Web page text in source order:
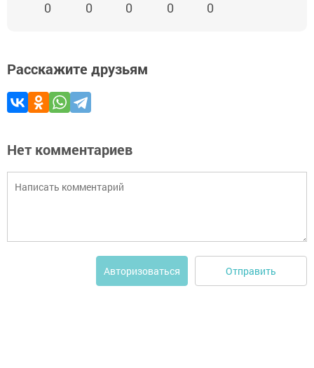
0 0 0 0 0
Расскажите друзьям
Нет комментариев
Авторизоваться Отправить